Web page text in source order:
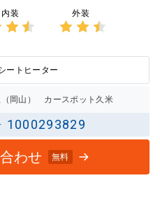
内装
点
評価
外装
2.5点
ートヒーター
（岡山） カースポット久米
1000293829
わせ 無料